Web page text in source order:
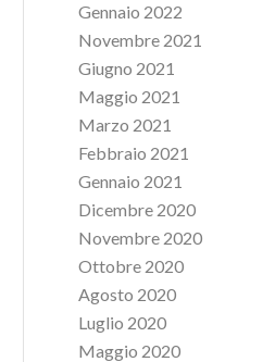
Gennaio 2022
Novembre 2021
Giugno 2021
Maggio 2021
Marzo 2021
Febbraio 2021
Gennaio 2021
Dicembre 2020
Novembre 2020
Ottobre 2020
Agosto 2020
Luglio 2020
Maggio 2020